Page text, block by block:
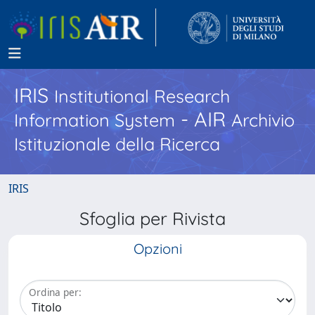
IRISInstitutional Research
Information System - AIR Archivio
Istituzionale della Ricerca
IRIS
Sfoglia per Rivista
Opzioni
Ordina per: